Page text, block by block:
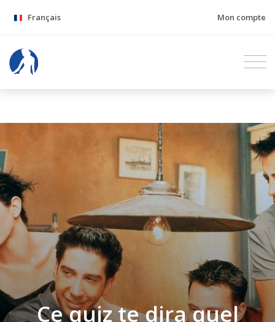
Français Mon compte
Ce quiz te dira quel